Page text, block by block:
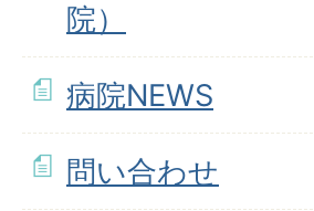
院）
病院NEWS
問い合わせ